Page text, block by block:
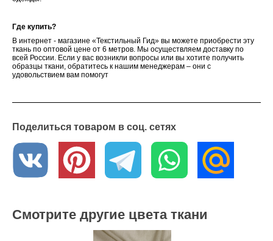
Где купить?
В интернет - магазине «Текстильный Гид» вы можете приобрести эту
ткань по оптовой цене от 6 метров. Мы осуществляем доставку по
всей России. Если у вас возникли вопросы или вы хотите получить
образцы ткани, обратитесь к нашим менеджерам – они с
удовольствием вам помогут
Поделиться товаром в соц. сетях
Смотрите другие цвета ткани